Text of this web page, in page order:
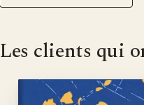
Les clients qui